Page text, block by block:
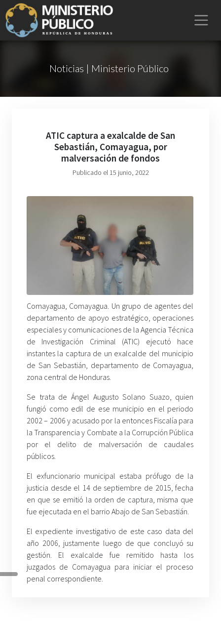
Noticias | Ministerio Público
ATIC captura a exalcalde de San
Sebastián, Comayagua, por
malversación de fondos
Publicado el 15 junio, 2022
Comayagua, Comayagua. Un grupo de agentes del
departamento de apoyo estratégico, operaciones
especiales y comunicaciones de la Agencia Técnica
de Investigación Criminal (ATIC) ejecutó hace
instantes la captura de un exalcalde del municipio
de San Sebastián, departamento de Comayagua,
zona central de Honduras.
Se trata de Ángel Augusto Solano Suazo, quien
fungió como edil de ese municipio en el periodo
2002 – 2006 y acusado por la entonces Fiscalía para
la Transparencia y Combate a la Corrupción Pública
por el delito de malversación de caudales
públicos.
El exfuncionario municipal estaba prófugo de la
justicia desde el 14 de septiembre de 2015, fecha
en que se emitió la orden de captura, misma que
fue ejecutada en el barrio Abajo de San Sebastián.
El expediente investigativo de este caso data del
año 2006, justamente luego de que concluyó su
gestión. El exalcalde fue remitido hasta los
juzgados de Comayagua para iniciar el proceso
penal correspondiente.